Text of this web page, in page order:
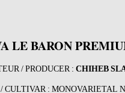
LE BARON
/ PRODUCER : CHIHEB
CULTIVAR : MONOVARIETAL